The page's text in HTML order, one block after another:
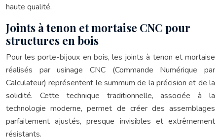
haute qualité.
Joints à tenon et mortaise CNC pour
structures en bois
Pour les porte-bijoux en bois, les joints à tenon et mortaise
réalisés par usinage CNC (Commande Numérique par
Calculateur) représentent le summum de la précision et de la
solidité. Cette technique traditionnelle, associée à la
technologie moderne, permet de créer des assemblages
parfaitement ajustés, presque invisibles et extrêmement
résistants.